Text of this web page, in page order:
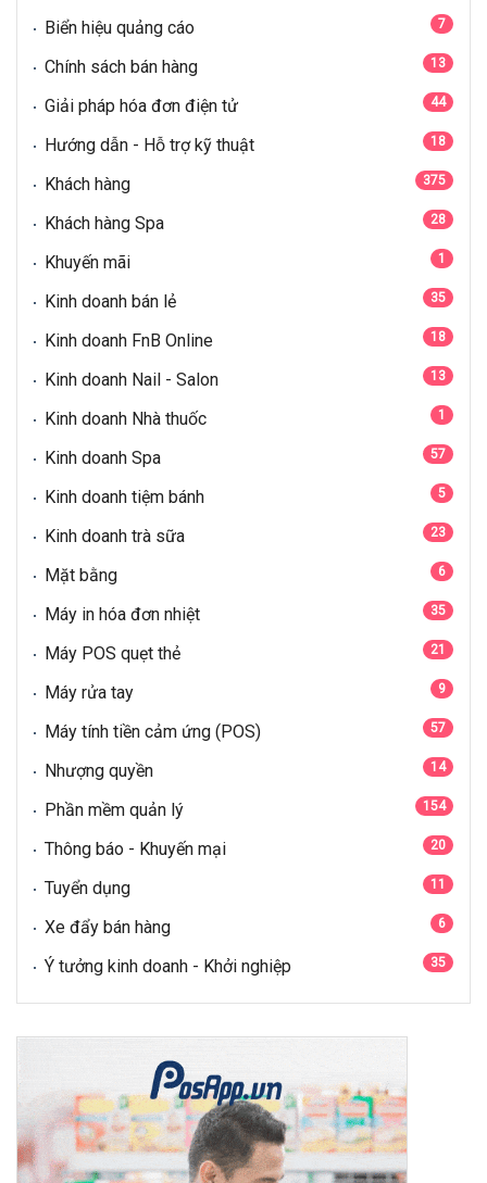
Biển hiệu quảng cáo 7
Chính sách bán hàng 13
Giải pháp hóa đơn điện tử 44
Hướng dẫn - Hỗ trợ kỹ thuật 18
Khách hàng 375
Khách hàng Spa 28
Khuyến mãi 1
Kinh doanh bán lẻ 35
Kinh doanh FnB Online 18
Kinh doanh Nail - Salon 13
Kinh doanh Nhà thuốc 1
Kinh doanh Spa 57
Kinh doanh tiệm bánh 5
Kinh doanh trà sữa 23
Mặt bằng 6
Máy in hóa đơn nhiệt 35
Máy POS quẹt thẻ 21
Máy rửa tay 9
Máy tính tiền cảm ứng (POS) 57
Nhượng quyền 14
Phần mềm quản lý 154
Thông báo - Khuyến mại 20
Tuyển dụng 11
Xe đẩy bán hàng 6
Ý tưởng kinh doanh - Khởi nghiệp 35